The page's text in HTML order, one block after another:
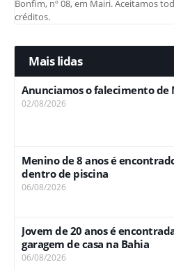
Bonfim, nº 08, em Mairi. Aceitamos
créditos.
Mais lidas
Anunciamos o falecimento de
02/08/2026
Menino de 8 anos é
dentro de piscina
06/08/2026
Jovem de 20 anos é
garagem de casa na Bahia
06/08/2026